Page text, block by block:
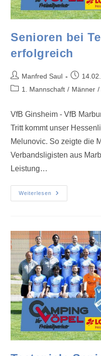
Senioren bei
erfolgreich
Manfred Saul
1. Mannschaft / Männer /
VfB Ginsheim - VfB
Tritt kommt unser
Melunovic. So zeigte die
Verbandsligisten aus
Leistung…
Weiterlesen